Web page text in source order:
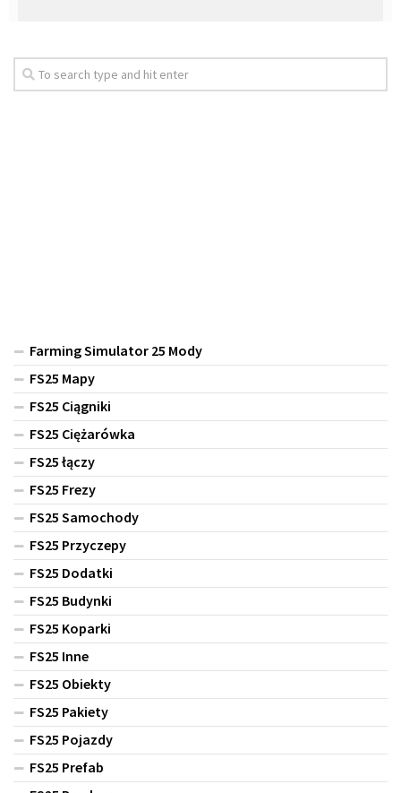
Farming Simulator 25 Mody
FS25 Mapy
FS25 Ciągniki
FS25 Ciężarówka
FS25 łączy
FS25 Frezy
FS25 Samochody
FS25 Przyczepy
FS25 Dodatki
FS25 Budynki
FS25 Koparki
FS25 Inne
FS25 Obiekty
FS25 Pakiety
FS25 Pojazdy
FS25 Prefab